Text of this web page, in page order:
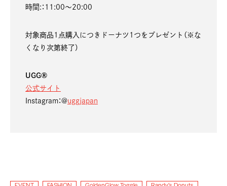
時間:：11:00～20:00
対象商品1点購入につきドーナツ1つをプレゼント（※な
くなり次第終了）
UGG®
公式サイト
Instagram：@uggjapan